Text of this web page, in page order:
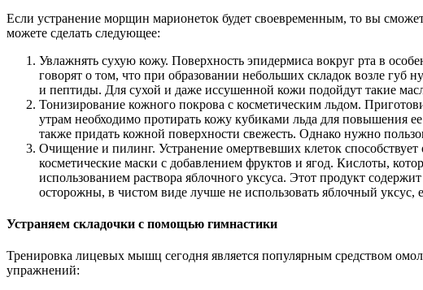
Если устранение морщин марионеток будет своевременным, то вы
можете сделать следующее:
Увлажнять сухую кожу. Поверхность эпидермиса вокруг рта в
говорят о том, что при образовании небольших складок возле
и пептиды. Для сухой и даже иссушенной кожи подойдут такие
Тонизирование кожного покрова с косметическим льдом.
утрам необходимо протирать кожу кубиками льда для повышения
также придать кожной поверхности свежесть. Однако нужно
Очищение и пилинг. Устранение омертвевших клеток
косметические маски с добавлением фруктов и ягод. Кислоты,
использованием раствора яблочного уксуса. Этот продукт
осторожны, в чистом виде лучше не использовать яблочный уксус,
Устраняем складочки с помощью гимнастики
Тренировка лицевых мышц сегодня является популярным средством
упражнений: